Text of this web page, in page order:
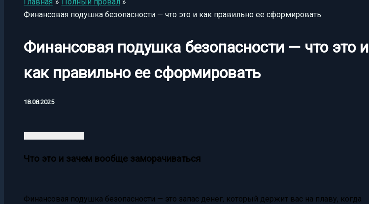
Финансовая подушка безопасности — что это и как правильно ее сформировать
Финансовая подушка безопасности — что это и
как правильно ее сформировать
18.08.2025
Что это и зачем вообще заморачиваться
Финансовая подушка безопасности — это запас денег, который держит вас на плаву, когда